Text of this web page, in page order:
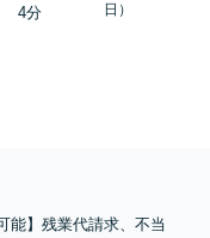
4分
日）
能】残業代請求、不当